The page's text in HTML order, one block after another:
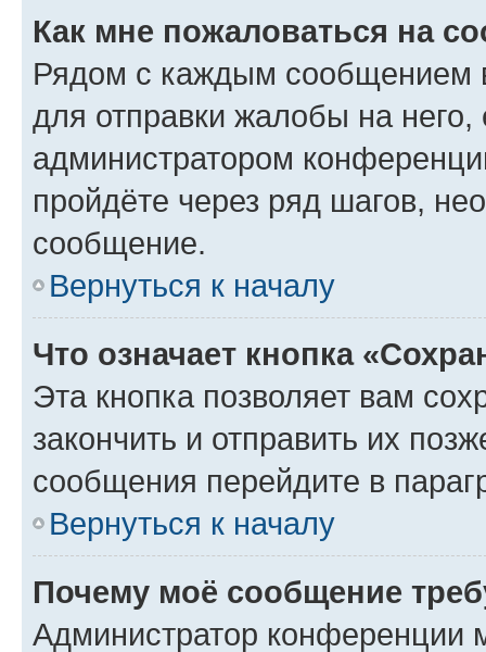
Как мне пожаловаться на
Рядом с каждым сообщением
для отправки жалобы на
администратором
пройдёте через ряд шагов,
сообщение.
Вернуться к началу
Что означает кнопка
Эта кнопка позволяет вам
закончить и отправить их
сообщения перейдите в
Вернуться к началу
Почему моё сообщение
Администратор конференции